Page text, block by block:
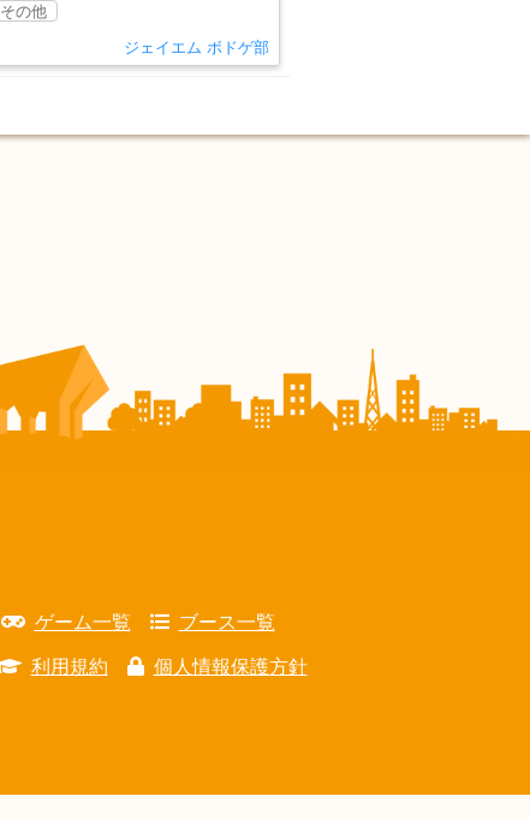
その他
ジェイエム ボドゲ部
ゲーム一覧 ブース一覧
利用規約 個人情報保護方針